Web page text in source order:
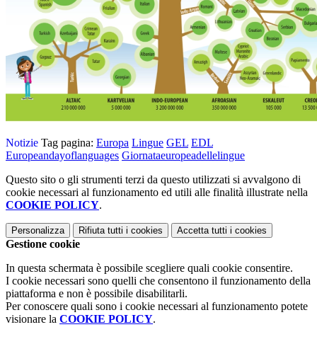
Notizie Tag pagina: Europa Lingue GEL EDL
Europeandayoflanguages Giornataeuropeadellelingue
Questo sito o gli strumenti terzi da questo utilizzati si avvalgono di
cookie necessari al funzionamento ed utili alle finalità illustrate nella
COOKIE POLICY.
Personalizza Rifiuta tutti i cookies Accetta tutti i cookies
Gestione cookie
In questa schermata è possibile scegliere quali cookie consentire.
I cookie necessari sono quelli che consentono il funzionamento della
piattaforma e non è possibile disabilitarli.
Per conoscere quali sono i cookie necessari al funzionamento potete
visionare la COOKIE POLICY.